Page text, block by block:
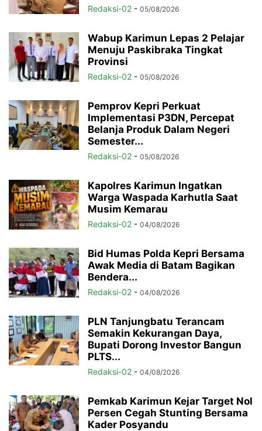
Redaksi-02 - 05/08/2026
Wabup Karimun Lepas 2 Pelajar
Menuju Paskibraka Tingkat
Provinsi
Redaksi-02 - 05/08/2026
Pemprov Kepri Perkuat
Implementasi P3DN, Percepat
Belanja Produk Dalam Negeri
Semester...
Redaksi-02 - 05/08/2026
Kapolres Karimun Ingatkan
Warga Waspada Karhutla Saat
Musim Kemarau
Redaksi-02 - 04/08/2026
Bid Humas Polda Kepri Bersama
Awak Media di Batam Bagikan
Bendera...
Redaksi-02 - 04/08/2026
PLN Tanjungbatu Terancam
Semakin Kekurangan Daya,
Bupati Dorong Investor Bangun
PLTS...
Redaksi-02 - 04/08/2026
Pemkab Karimun Kejar Target Nol
Persen Cegah Stunting Bersama
Kader Posyandu